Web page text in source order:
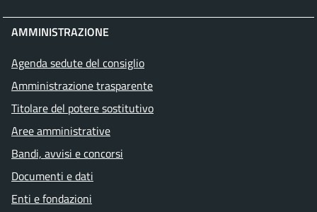
AMMINISTRAZIONE
Agenda sedute del consiglio
Amministrazione trasparente
Titolare del potere sostitutivo
Aree amministrative
Bandi, avvisi e concorsi
Documenti e dati
Enti e fondazioni